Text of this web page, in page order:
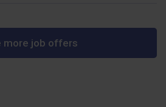
more job offers